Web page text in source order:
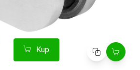
Kup Porównaj